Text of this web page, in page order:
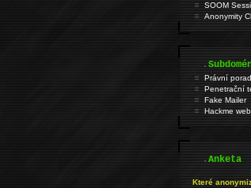
SOOM
Anonymity
.
Právní
Penetrační
Fake Mailer
Hackme
.Anketa
Které